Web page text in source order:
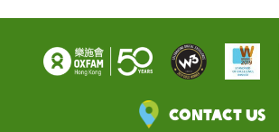
Contact Us